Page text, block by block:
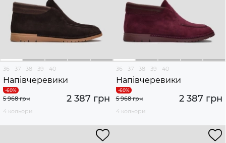
36 37 38 39 40
Напівчеревики
2 387 грн
5 968 грн
4 кольори
36 37 38 39 40
Напівчеревики
2 387 грн
5 968 грн
4 кольори